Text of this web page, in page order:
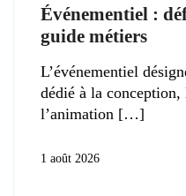
Événementiel :
guide métiers
L’événementiel
dédié à la
l’animation
1 août 2026